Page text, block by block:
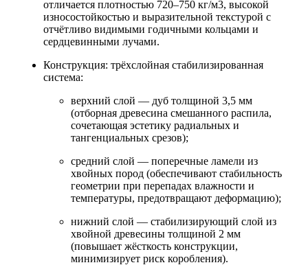
отличается плотностью 720–750 кг/м3, высокой
износостойкостью и выразительной текстурой с
отчётливо видимыми годичными кольцами и
сердцевинными лучами.
Конструкция: трёхслойная стабилизированная
система:
верхний слой — дуб толщиной 3,5 мм
(отборная древесина смешанного распила,
сочетающая эстетику радиальных и
тангенциальных срезов);
средний слой — поперечные ламели из
хвойных пород (обеспечивают стабильность
геометрии при перепадах влажности и
температуры, предотвращают деформацию);
нижний слой — стабилизирующий слой из
хвойной древесины толщиной 2 мм
(повышает жёсткость конструкции,
минимизирует риск коробления).